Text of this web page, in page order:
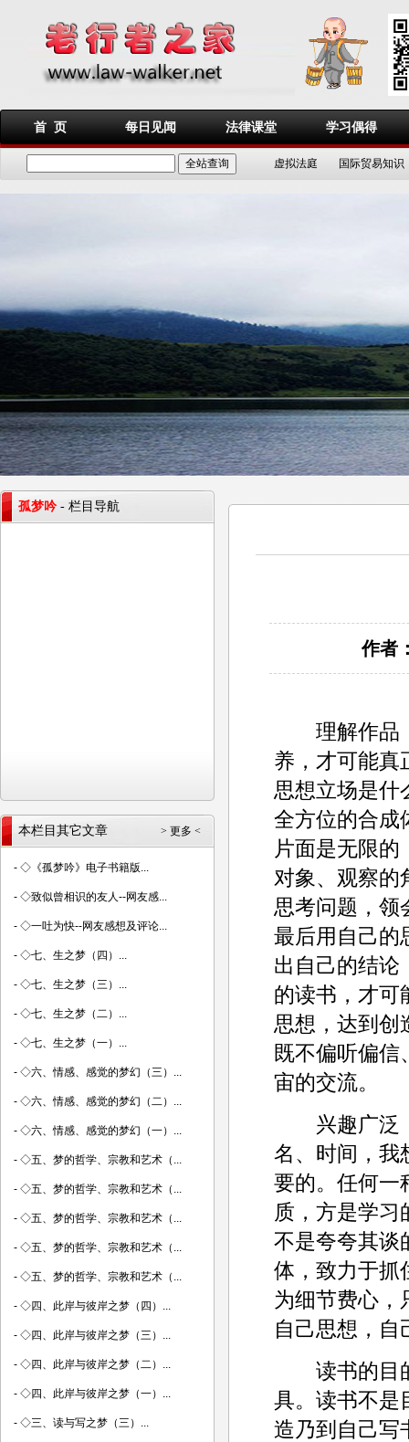
首 页 每日见闻 法律课堂 学习偶得
虚拟法庭 国际贸易知识
作者
理解作品，
养，才可能真
思想立场是什
全方位的合成
片面是无限
对象、观察的
思考问题，领
最后用自己的
出自己的结论
的读书，才可
思想，达到创
既不偏听偏信
宙的交流。
兴趣广泛，
名、时间，我
要的。任何一
质，方是学习
不是夸夸其谈
体，致力于抓
为细节费心，
自己思想，自
读书的目的
具。读书不是
造乃到自己写
孤梦吟- 栏目导航
> 更多 <
本栏目其它文章
- ◇《孤梦吟》电子书籍版...
- ◇致似曾相识的友人--网友感...
- ◇一吐为快--网友感想及评论...
- ◇七、生之梦（四）...
- ◇七、生之梦（三）...
- ◇七、生之梦（二）...
- ◇七、生之梦（一）...
- ◇六、情感、感觉的梦幻（三）...
- ◇六、情感、感觉的梦幻（二）...
- ◇六、情感、感觉的梦幻（一）...
- ◇五、梦的哲学、宗教和艺术（...
- ◇五、梦的哲学、宗教和艺术（...
- ◇五、梦的哲学、宗教和艺术（...
- ◇五、梦的哲学、宗教和艺术（...
- ◇五、梦的哲学、宗教和艺术（...
- ◇四、此岸与彼岸之梦（四）...
- ◇四、此岸与彼岸之梦（三）...
- ◇四、此岸与彼岸之梦（二）...
- ◇四、此岸与彼岸之梦（一）...
- ◇三、读与写之梦（三）...